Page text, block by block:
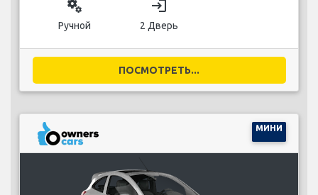
miscellaneous_services
Ручной
login
2 Дверь
ПОСМОТРЕТЬ...
МИНИ